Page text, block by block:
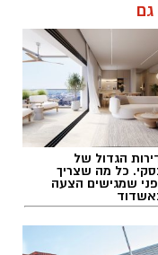
גם
הגדול של
כל מה שצריך
שמגישים הצעה